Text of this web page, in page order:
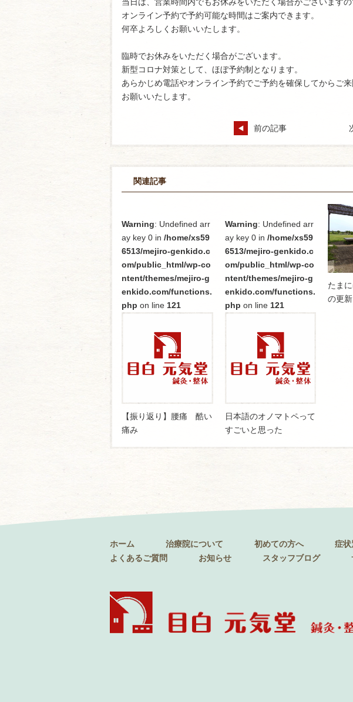
オンライン予約で予約可能な時間はご案内できます。
何卒よろしくお願いいたします。
臨時でお休みをいただく場合がございます。
新型コロナ対策として、ほぼ予約制となります。
あらかじめ電話やオンライン予約でご予約を確保してからご
お願いいたします。
前の記事
関連記事
Warning: Undefined arr
ay key 0 in /home/xs59
6513/mejiro-genkido.c
om/public_html/wp-co
ntent/themes/mejiro-g
enkido.com/functions.
php on line 121
【振り返り】腰痛 酷い
痛み
Warning: Undefined arr
ay key 0 in /home/xs59
6513/mejiro-genkido.c
om/public_html/wp-co
ntent/themes/mejiro-g
enkido.com/functions.
php on line 121
日本語のオノマトペって
すごいと思った
たま
の更
ホーム 治療院について 初めての方へ 症状
よくあるご質問
お知らせ スタッフブログ